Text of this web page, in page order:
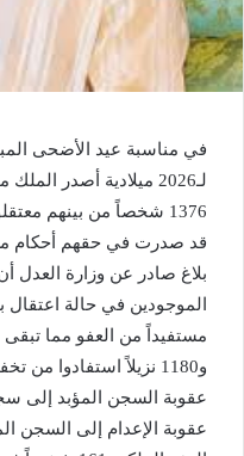
لـ2026 ميلادية أصدر
1376 شخصاً من بينهم
قد صدرت في حقهم أحكام
بلاغ صادر عن وزارة العدل
مستفيداً من العفو مما تبقى
و1180 نزيلاً استفادوا
عقوبة السجن المؤبد إلى
عقوبة الإعدام إلى السجن